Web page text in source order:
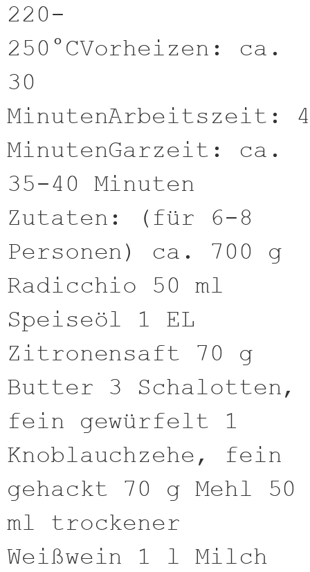
220-
250°CVorheizen: ca.
30
MinutenArbeitszeit:
MinutenGarzeit: ca.
35-40 Minuten
Zutaten: (für 6-8
Personen) ca. 700 g
Radicchio 50 ml
Speiseöl 1 EL
Zitronensaft 70 g
Butter 3 Schalotten,
fein gewürfelt 1
Knoblauchzehe, fein
gehackt 70 g Mehl 50
ml trockener
Weißwein 1 l Milch